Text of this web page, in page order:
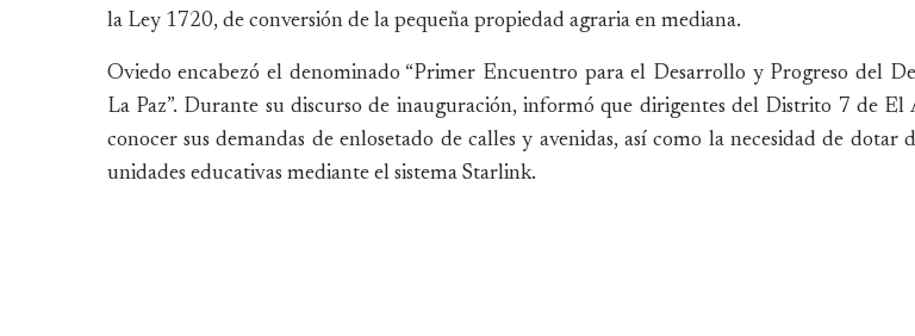
la Ley 1720, de conversión de la pequeña propiedad agraria en mediana.
Oviedo encabezó el denominado “Primer Encuentro para el Desarrollo y Progreso del
La Paz”. Durante su discurso de inauguración, informó que dirigentes del Distrito 7 de El
conocer sus demandas de enlosetado de calles y avenidas, así como la necesidad de dotar
unidades educativas mediante el sistema Starlink.